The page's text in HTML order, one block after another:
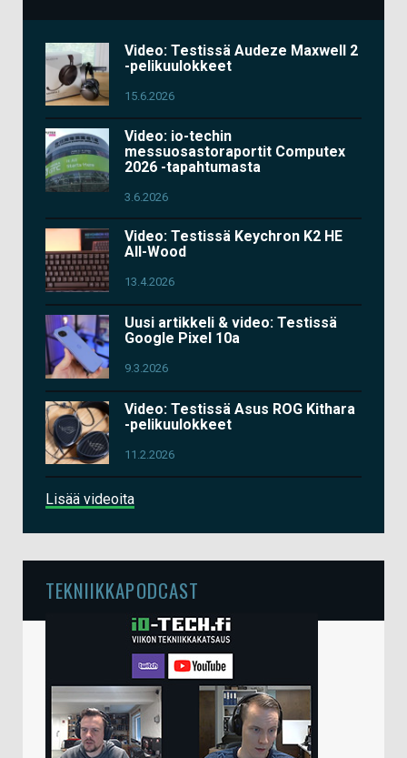
Video: Testissä Audeze Maxwell 2
-pelikuulokkeet
15.6.2026
Video: io-techin
messuosastoraportit Computex
2026 -tapahtumasta
3.6.2026
Video: Testissä Keychron K2 HE
All-Wood
13.4.2026
Uusi artikkeli & video: Testissä
Google Pixel 10a
9.3.2026
Video: Testissä Asus ROG Kithara
-pelikuulokkeet
11.2.2026
Lisää videoita
TEKNIIKKAPODCAST